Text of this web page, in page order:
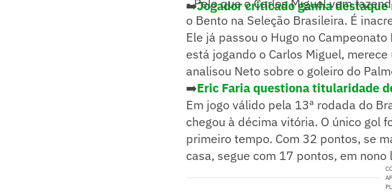
➡️Jogador criticado ganha
- Pelo que o Carlos Miguel vem
o Bento na Seleção Brasileira. É
Ele já passou o Hugo no
está jogando o Carlos Miguel,
analisou Neto sobre o goleiro do
➡️Eric Faria questiona titularidade
Em jogo válido pela 13ª rodada do
chegou à décima vitória. O único gol
primeiro tempo. Com 32 pontos, se
casa, segue com 17 pontos, em nono